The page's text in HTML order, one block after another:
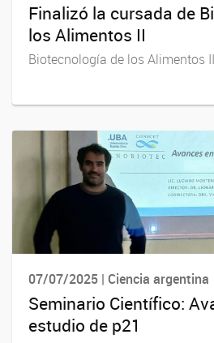
Finalizó la cursada de
los Alimentos II
Biotecnología de los Alimentos II
07/07/2025 | Ciencia argentina
Seminario Científico:
estudio de p21